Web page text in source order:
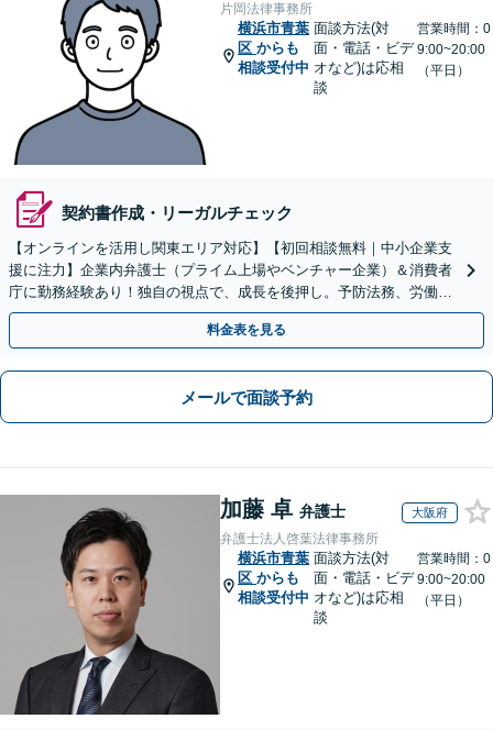
片岡法律事務所
横浜市青葉
区 からも
相談受付中
面談方法(対
面・電話・ビデ
オなど)は応相
談
営業時間：0
9:00~20:00
（平日）
契約書作成・リーガルチェック
【オンラインを活用し関東エリア対応】【初回相談無料｜中小企業支
援に注力】企業内弁護士（プライム上場やベンチャー企業）＆消費者
庁に勤務経験あり！独自の視点で、成長を後押し。予防法務、労働問
題、債権回収、コンプラ、会社設立・事業再編等幅広く対応
料金表を見る
メールで面談予約
加藤 卓 弁護士 大阪府
弁護士法人啓葉法律事務所
横浜市青葉
区 からも
相談受付中
面談方法(対
面・電話・ビデ
オなど)は応相
談
営業時間：0
9:00~20:00
（平日）